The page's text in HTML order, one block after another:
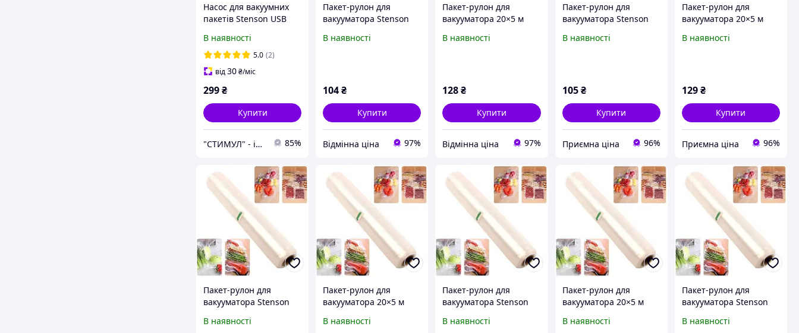
Насос для вакуумних
пакетів Stenson USB
В наявності
5.0 (2)
від30₴/міс
299₴
Купити
"СТИМУЛ" - інструменти для дому та роботи. 85%
Пакет-рулон для
вакууматора Stenson
R91753-3
В наявності
104₴
Купити
Відмінна ціна 97%
Пакет-рулон для
вакууматора 20×5 м
В наявності
128₴
Купити
Відмінна ціна 97%
Пакет-рулон для
вакууматора Stenson
R91753-3
В наявності
105 ₴
Купити
Приємна ціна 96%
Пакет-рулон для
вакууматора 20×5 м
В наявності
129₴
Купити
Приємна ціна 96%
Пакет-рулон для
вакууматора Stenson
R91753-3
В наявності
Пакет-рулон для
вакууматора 20×5 м
В наявності
Пакет-рулон для
вакууматора Stenson
R91753-3
В наявності
Пакет-рулон для
вакууматора 20×5 м
В наявності
Пакет-рулон для
вакууматора Stenson
R91753-3
В наявності